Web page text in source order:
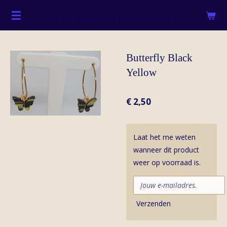
Ga
hoofdinhoud
Butterfly Black
Yellow
€ 2,50
Laat het me weten
wanneer dit product
weer op voorraad is.
Verzenden